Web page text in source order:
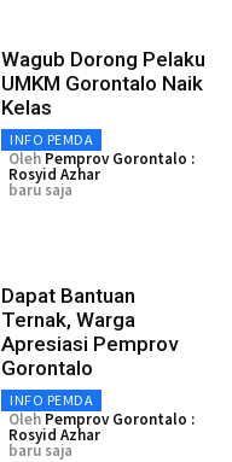
Wagub Dorong Pelaku
UMKM Gorontalo Naik
Kelas
INFO PEMDA
Oleh Pemprov Gorontalo :
Rosyid Azhar
baru saja
Dapat Bantuan
Ternak, Warga
Apresiasi Pemprov
Gorontalo
INFO PEMDA
Oleh Pemprov Gorontalo :
Rosyid Azhar
baru saja